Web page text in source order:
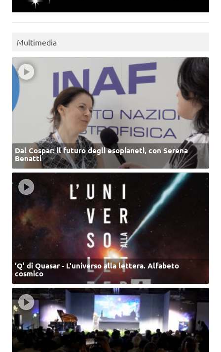
Multimedia
Dal Cospar: il futuro degli esopianeti, con Serena
Benatti
‘Q’ di Quasar - L'universo alla lettera. Alfabeto
cosmico